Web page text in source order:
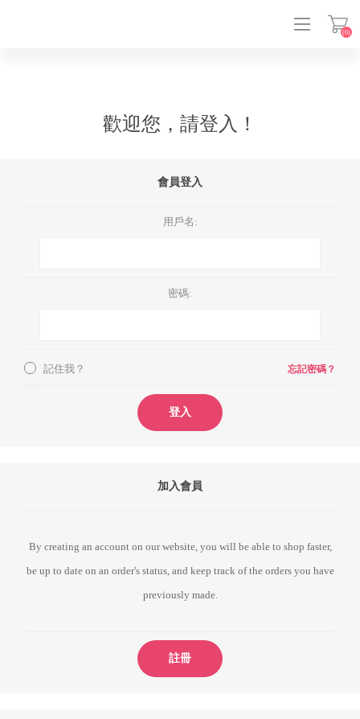
(0)
歡迎您，請登入！
會員登入
用戶名:
密碼:
記住我？ 忘記密碼？
登入
加入會員
By creating an account on our website, you will be able to shop faster,
be up to date on an order's status, and keep track of the orders you have
previously made.
註冊